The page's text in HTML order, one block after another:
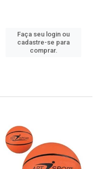
Faça seu login ou
cadastre-se para
comprar.